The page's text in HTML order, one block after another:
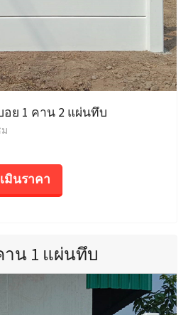
อย 1 คาน 2 แผ่นทึบ
มินราคา
าน 1 แผ่นทึบ